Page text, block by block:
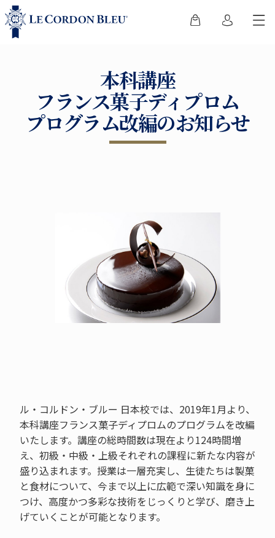
本科講座
フランス菓子ディプロム
プログラム改編のお知らせ
ル・コルドン・ブルー 日本校では、2019年1月より、
本科講座フランス菓子ディプロムのプログラムを改編
いたします。講座の総時間数は現在より124時間増
え、初級・中級・上級それぞれの課程に新たな内容が
盛り込まれます。授業は一層充実し、生徒たちは製菓
と食材について、今まで以上に広範で深い知識を身に
つけ、高度かつ多彩な技術をじっくりと学び、磨き上
げていくことが可能となります。